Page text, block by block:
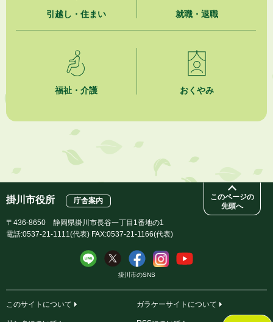
2026年8月4日
夏季休暇期間 開業医等診療予定
「水道カルテ」の公表について
【参加者募集】プロ棋士から学ぼう！はじめての将棋教室
引越し・住まい 就職・退職
福祉・介護 おくやみ
このページの
先頭へ
掛川市役所 庁舎案内
〒436-8650 静岡県掛川市長谷一丁目1番地の1
電話:0537-21-1111(代表) FAX:0537-21-1166(代表)
掛川市のSNS
このサイトについて ガラケーサイトについて